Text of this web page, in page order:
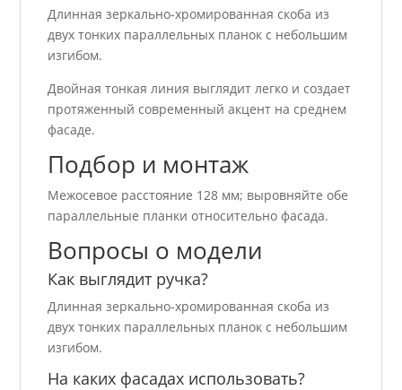
Длинная зеркально-хромированная скоба из
двух тонких параллельных планок с небольшим
изгибом.
Двойная тонкая линия выглядит легко и создает
протяженный современный акцент на среднем
фасаде.
Подбор и монтаж
Межосевое расстояние 128 мм; выровняйте обе
параллельные планки относительно фасада.
Вопросы о модели
Как выглядит ручка?
Длинная зеркально-хромированная скоба из
двух тонких параллельных планок с небольшим
изгибом.
На каких фасадах использовать?